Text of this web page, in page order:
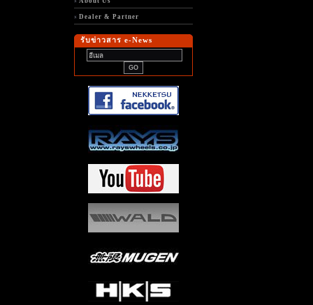
Dealer & Partner
รับข่าวสาร e-News